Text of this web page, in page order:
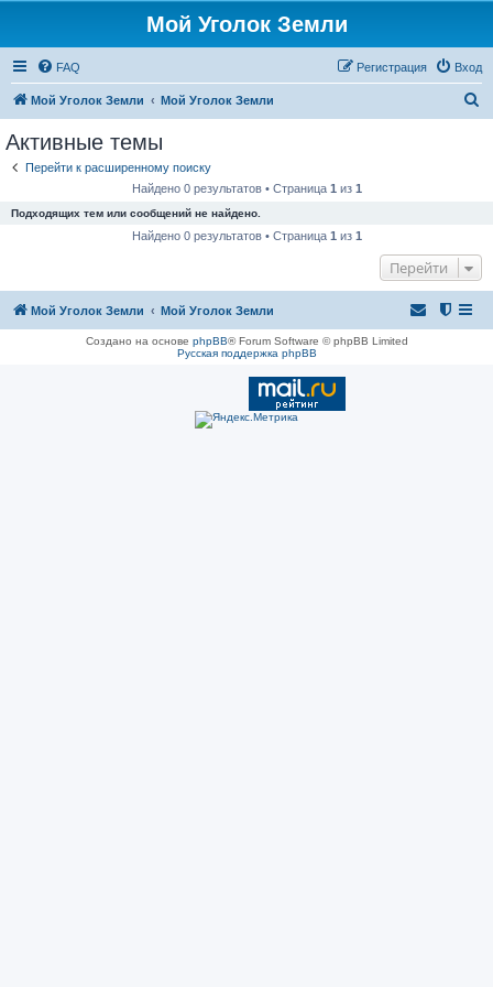
Мой Уголок Земли
FAQ Вход
Регистрация
Мой Уголок Земли Мой Уголок Земли
Активные темы
Перейти к расширенному поиску
Найдено 0 результатов • Страница 1 из 1
Подходящих тем или сообщений не найдено.
Найдено 0 результатов • Страница 1 из 1
Перейти
Мой Уголок Земли Мой Уголок Земли
Создано на основе phpBB® Forum Software © phpBB Limited
Русская поддержка phpBB